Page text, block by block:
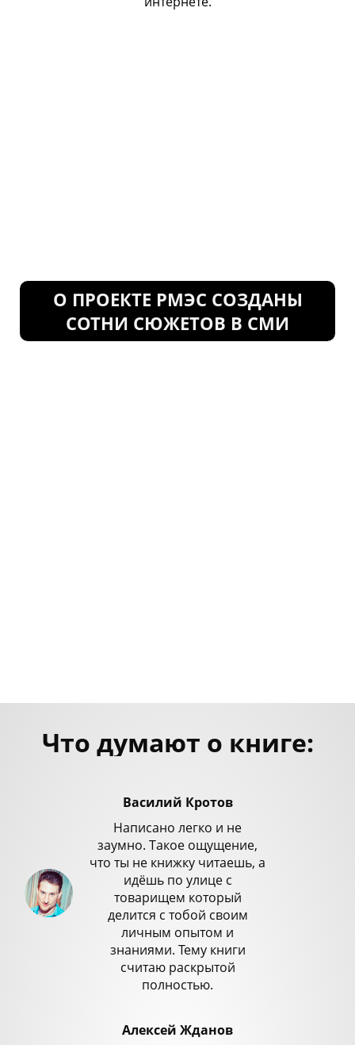
О ПРОЕКТЕ РМЭС СОЗДАНЫ
СОТНИ СЮЖЕТОВ В СМИ
Что думают о книге:
Василий Кротов
Написано легко и не
заумно. Такое ощущение,
что ты не книжку читаешь, а
идёшь по улице с
товарищем который
делится с тобой своим
личным опытом и
знаниями. Тему книги
считаю раскрытой
полностью.
Алексей Жданов